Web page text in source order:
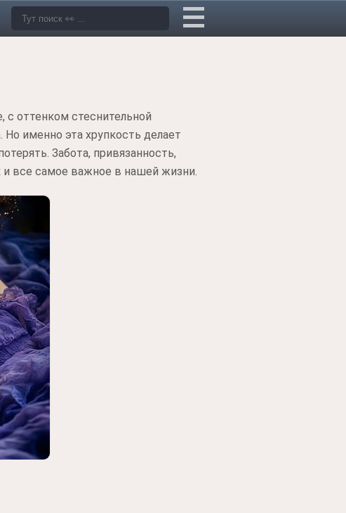
с оттенком стеснительной
именно эта хрупкость делает
Забота, привязанность,
и все самое важное в нашей жизни.